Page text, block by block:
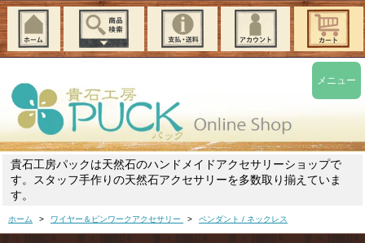
貴石工房パックは天然石のハンドメイドアクセサリーショップで
す。スタッフ手作りの天然石アクセサリーを多数取り揃えていま
す。
ホーム > ワイヤー＆ピンワークアクセサリー > ペンダント / ネックレス
メニュー